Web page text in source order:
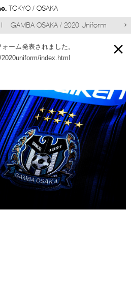
TOKYO / OSAKA
GAMBA OSAKA / 2020 Uniform
ーム発表されました。
index.html

